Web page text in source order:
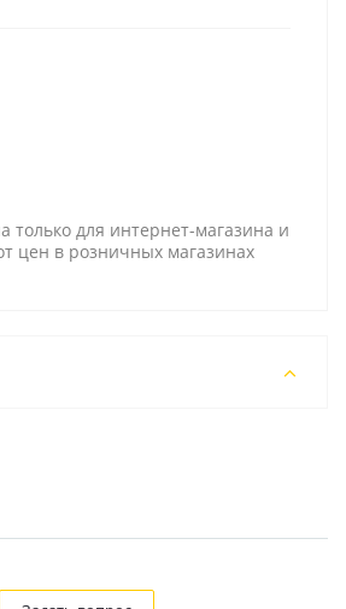
только для интернет-магазина и
цен в розничных магазинах